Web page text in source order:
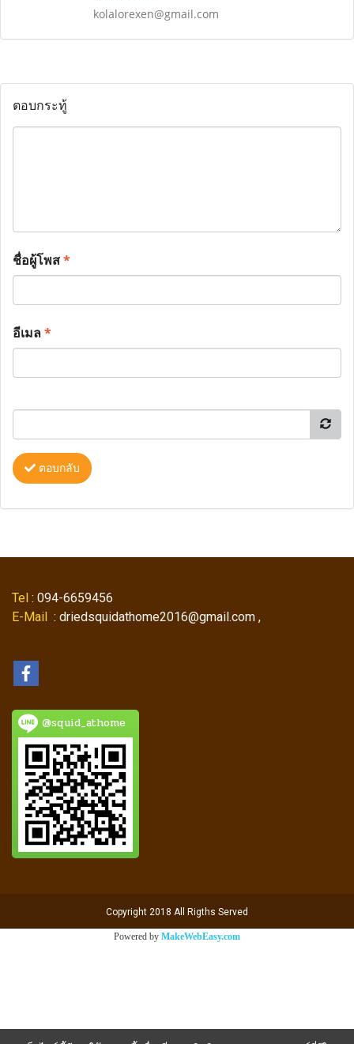
kolalorexen@gmail.com
ตอบกระทู้
ชื่อผู้โพส*
อีเมล*
ตอบกลับ
Tel : 094-6659456
E-Mail : driedsquidathome2016@gmail.com ,
@squid_athome
Copyright 2018 All Rigths Served
Powered by MakeWebEasy.com